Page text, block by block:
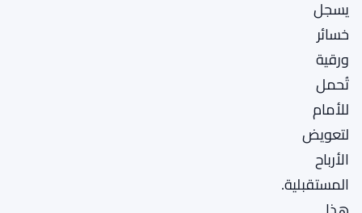
يسجل
خسائر
ورقية
تُحمل
للأمام
لتعويض
الأرباح
المستقبلية.